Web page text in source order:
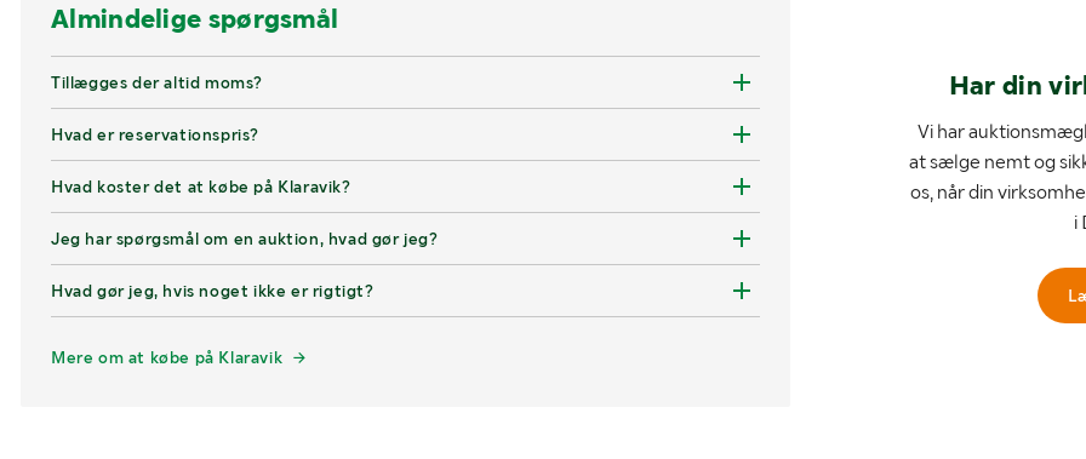
Almindelige spørgsmål
Tillægges der altid moms?
Hvad er reservationspris?
Hvad koster det at købe på Klaravik?
Jeg har spørgsmål om en auktion, hvad gør jeg?
Hvad gør jeg, hvis noget ikke er rigtigt?
Mere om at købe på Klaravik
Har din
Vi har
at sælge nemt og
os, når din
i